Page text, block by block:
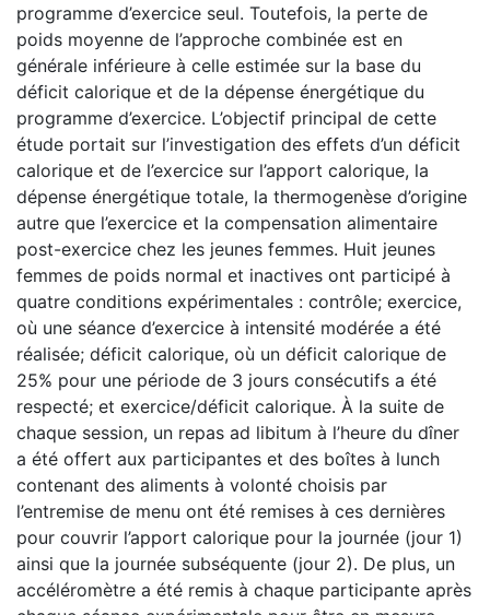
programme d’exercice seul. Toutefois, la perte de
poids moyenne de l’approche combinée est en
générale inférieure à celle estimée sur la base du
déficit calorique et de la dépense énergétique du
programme d’exercice. L’objectif principal de cette
étude portait sur l’investigation des effets d’un déficit
calorique et de l’exercice sur l’apport calorique, la
dépense énergétique totale, la thermogenèse d’origine
autre que l’exercice et la compensation alimentaire
post-exercice chez les jeunes femmes. Huit jeunes
femmes de poids normal et inactives ont participé à
quatre conditions expérimentales : contrôle; exercice,
où une séance d’exercice à intensité modérée a été
réalisée; déficit calorique, où un déficit calorique de
25% pour une période de 3 jours consécutifs a été
respecté; et exercice/déficit calorique. À la suite de
chaque session, un repas ad libitum à l’heure du dîner
a été offert aux participantes et des boîtes à lunch
contenant des aliments à volonté choisis par
l’entremise de menu ont été remises à ces dernières
pour couvrir l’apport calorique pour la journée (jour 1)
ainsi que la journée subséquente (jour 2). De plus, un
accéléromètre a été remis à chaque participante après